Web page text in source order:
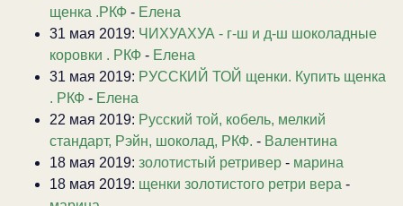
щенка .РКФ - Елена
31 мая 2019: ЧИХУАХУА - г-ш и д-ш шоколадные
коровки . РКФ - Елена
31 мая 2019: РУССКИЙ ТОЙ щенки. Купить щенка
. РКФ - Елена
22 мая 2019: Русский той, кобель, мелкий
стандарт, Рэйн, шоколад, РКФ. - Валентина
18 мая 2019: золотистый ретривер - марина
18 мая 2019: щенки золотистого ретри вера -